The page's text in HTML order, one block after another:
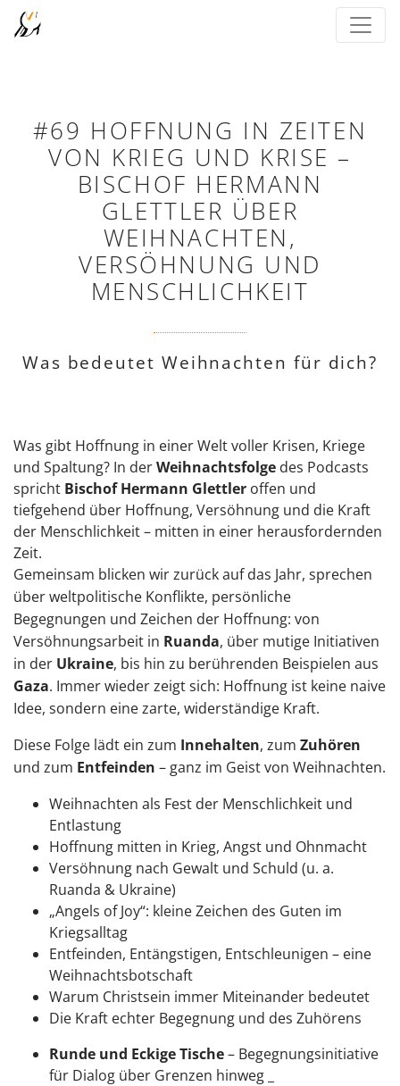
#69 HOFFNUNG IN ZEITEN
VON KRIEG UND KRISE –
BISCHOF HERMANN
GLETTLER ÜBER
WEIHNACHTEN,
VERSÖHNUNG UND
MENSCHLICHKEIT
Was bedeutet Weihnachten für dich?
Was gibt Hoffnung in einer Welt voller Krisen, Kriege
und Spaltung? In derWeihnachtsfolge des Podcasts
spricht Bischof Hermann Glettler offen und
tiefgehend über Hoffnung, Versöhnung und die Kraft
der Menschlichkeit – mitten in einer herausfordernden
Zeit.
Gemeinsam blicken wir zurück auf das Jahr, sprechen
über weltpolitische Konflikte, persönliche
Begegnungen und Zeichen der Hoffnung: von
Versöhnungsarbeit in Ruanda, über mutige Initiativen
in der Ukraine, bis hin zu berührenden Beispielen aus
Gaza. Immer wieder zeigt sich: Hoffnung ist keine naive
Idee, sondern eine zarte, widerständige Kraft.
Diese Folge lädt ein zum Innehalten, zum Zuhören
und zum Entfeinden – ganz im Geist von Weihnachten.
Weihnachten als Fest der Menschlichkeit und
Entlastung
Hoffnung mitten in Krieg, Angst und Ohnmacht
Versöhnung nach Gewalt und Schuld (u. a.
Ruanda & Ukraine)
„Angels of Joy“: kleine Zeichen des Guten im
Kriegsalltag
Entfeinden, Entängstigen, Entschleunigen – eine
Weihnachtsbotschaft
Warum Christsein immer Miteinander bedeutet
Die Kraft echter Begegnung und des Zuhörens
Runde und Eckige Tische– Begegnungsinitiative
für Dialog über Grenzen hinweg _